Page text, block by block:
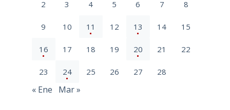
2 3 4 5 6 7 8
9 10 11 12 13 14 15
16 17 18 19 20 21 22
23 24 25 26 27 28
« Ene Mar »